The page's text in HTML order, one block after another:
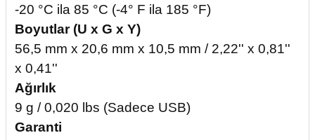
-20 °C ila 85 °C (-4° F ila 185 °F)
Boyutlar (U x G x Y)
56,5 mm x 20,6 mm x 10,5 mm / 2,22'' x 0,81''
x 0,41''
Ağırlık
9 g / 0,020 lbs (Sadece USB)
Garanti